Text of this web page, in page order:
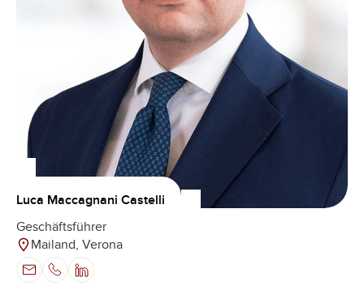
Luca Maccagnani Castelli
Geschäftsführer
Mailand, Verona